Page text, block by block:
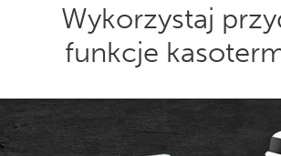
Wykorzystaj
funkcje